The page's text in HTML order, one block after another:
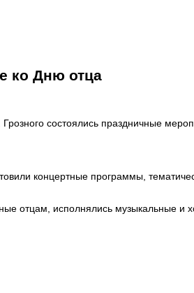
ко Дню отца
состоялись праздничные
концертные программы,
отцам, исполнялись музыкальные и